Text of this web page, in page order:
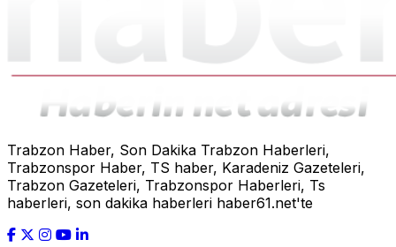
Trabzon Haber, Son Dakika Trabzon Haberleri,
Trabzonspor Haber, TS haber, Karadeniz Gazeteleri,
Trabzon Gazeteleri, Trabzonspor Haberleri, Ts
haberleri, son dakika haberleri haber61.net'te